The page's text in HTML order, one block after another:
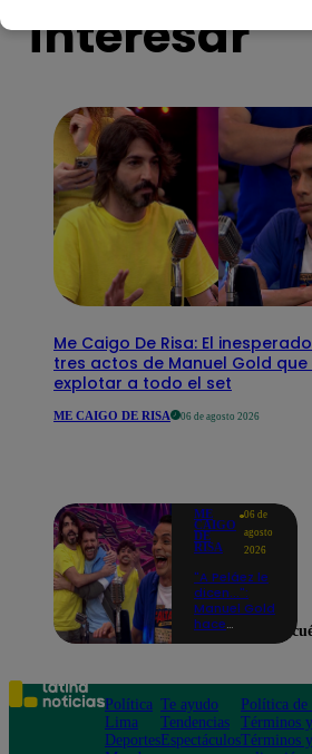
interesar
Me Caigo De Risa: El
tres actos de Manuel Gold que
explotar a todo el set
ME CAIGO DE RISA 06 de agosto 2026
ME
CAIGO
DE
RISA
06 de
agosto
2026
"A Peláez le
dicen...":
Manuel Gold
hace
de contar el
chiste
Política
Lima
Deportes
Te ayudo
Tendencias
Espectáculos
Política de
Términos y
Términos